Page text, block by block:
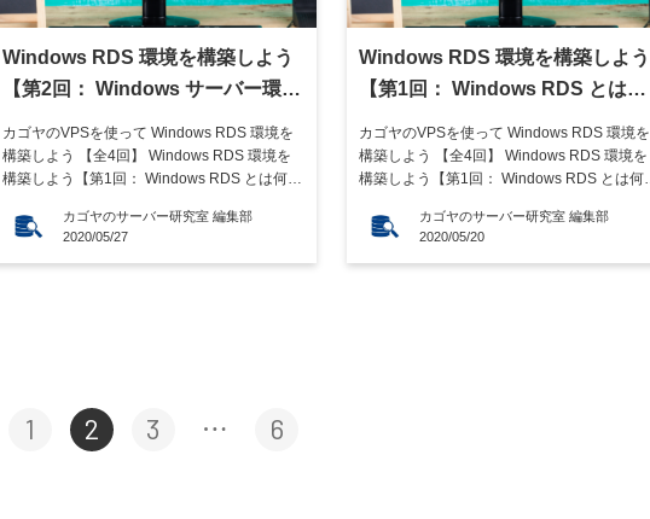
Windows RDS 環境を構築しよう
【第2回： Windows サーバー環境
カゴヤのVPSを使って Windows RDS 環境を
構築しよう 【全4回】 Windows RDS 環境を
構築しよう【第1回： Windows RDS とは何
構築しよう【第2回： Windows サーバー環境
を用意しよう】 Windows RDS 環境を構築し
よう【 […]
カゴヤのサーバー研究室 編集部
2020/05/27
Windows RDS 環境を構築しよう
【第1回： Windows RDS とは何
カゴヤのVPSを使って Windows RDS 環境を
構築しよう 【全4回】 Windows RDS 環境を
構築しよう【第1回： Windows RDS とは何
構築しよう【第2回： Windows サーバー環境
を用意しよう】 Windows RDS 環境を構築し
よう【 […]
カゴヤのサーバー研究室 編集部
2020/05/20
1 2 3 6